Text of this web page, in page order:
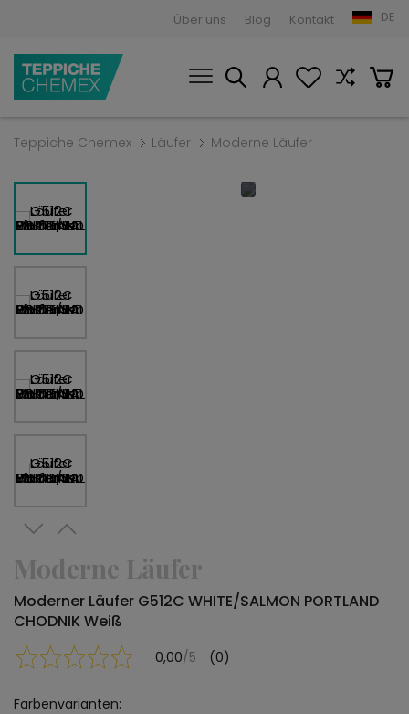
Über uns Blog Kontakt DE
Teppiche Chemex Läufer Moderne Läufer
Moderne Läufer
Moderner Läufer G512C WHITE/SALMON PORTLAND
CHODNIK Weiß
0,00/5 (0)
Farbenvarianten: